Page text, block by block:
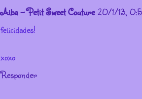
Alba - Petit Sweet Couture 20/1/13,
felicidades!
xoxo
Responder